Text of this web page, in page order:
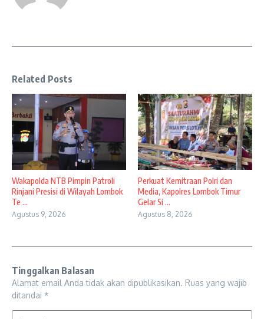
Related Posts
Wakapolda NTB Pimpin Patroli
Rinjani Presisi di Wilayah Lombok
Te ...
Agustus 9, 2026
Perkuat Kemitraan Polri dan
Media, Kapolres Lombok Timur
Gelar Si ...
Agustus 8, 2026
Tinggalkan Balasan
Alamat email Anda tidak akan dipublikasikan. Ruas yang wajib
ditandai *